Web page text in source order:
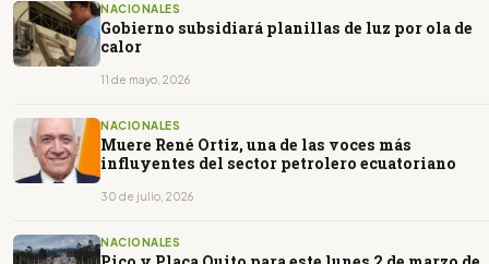
NACIONALES
Gobierno subsidiará planillas de luz por ola de
calor
11 de mayo, 2026
NACIONALES
Muere René Ortiz, una de las voces más
influyentes del sector petrolero ecuatoriano
30 de julio, 2026
NACIONALES